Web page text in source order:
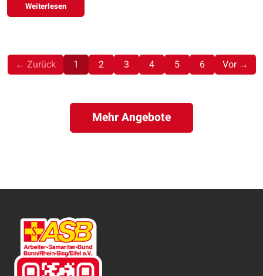
Weiterlesen
← Zurück 1 (aktuell)
2 3 4 5 6 Vor →
Mehr Angebote